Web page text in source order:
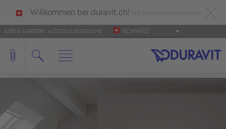
Willkommen bei duravit.ch!
deutsch als Ihre Sprache erkannt.
Français Italiano
JOBS & KARRIERE AUSSTELLUNGSSUCHE SCHWEIZ